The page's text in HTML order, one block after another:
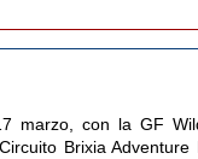
marzo, con la GF
Brixia